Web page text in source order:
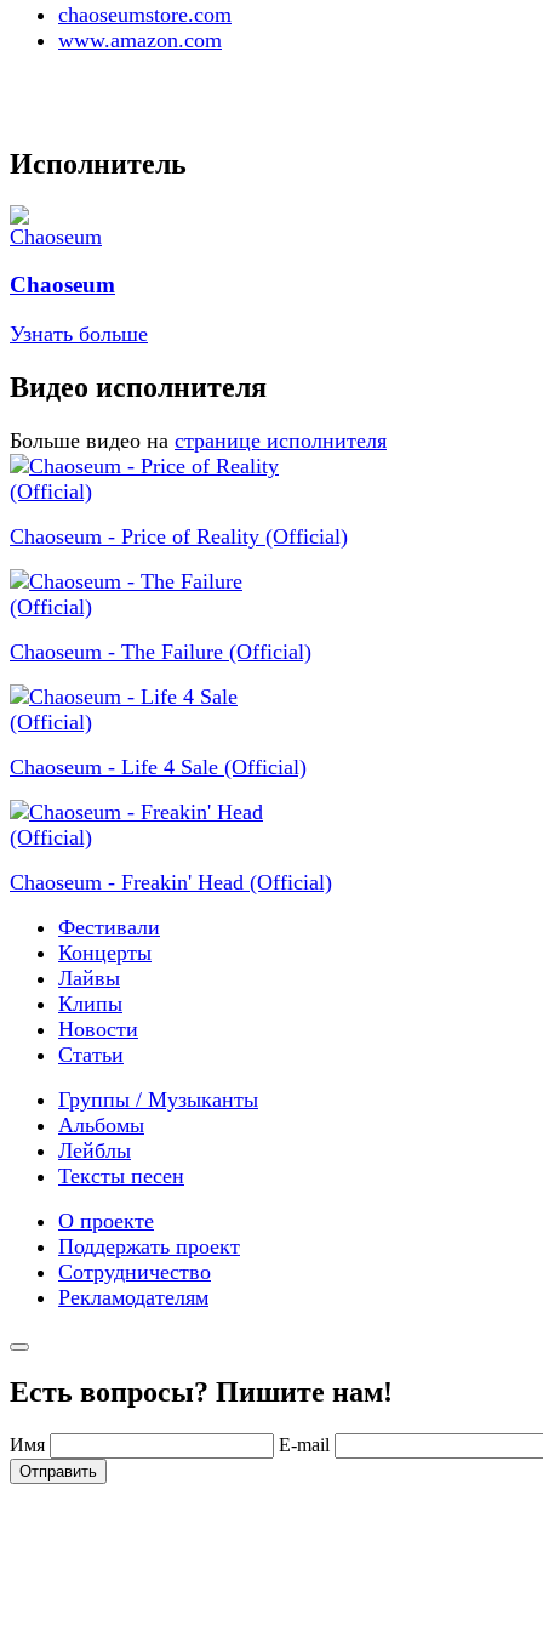
chaoseumstore.com
www.amazon.com
Исполнитель
Chaoseum
Узнать больше
Видео исполнителя
Больше видео на странице исполнителя
Chaoseum - Price of Reality (Official)
Chaoseum - The Failure (Official)
Chaoseum - Life 4 Sale (Official)
Chaoseum - Freakin' Head (Official)
Фестивали
Концерты
Лайвы
Клипы
Новости
Статьи
Группы / Музыканты
Альбомы
Лейблы
Тексты песен
О проекте
Поддержать проект
Сотрудничество
Рекламодателям
Есть вопросы? Пишите нам!
Имя E-mail